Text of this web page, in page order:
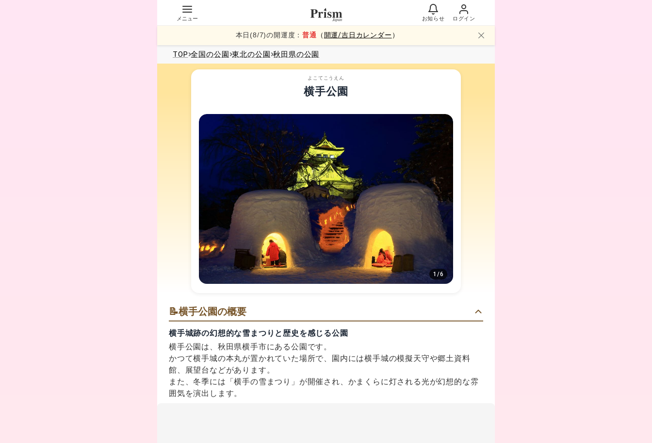
メニュー お知らせ ログイン
本日(8/7)の開運度：普通 （ 開運/吉日カレンダー ）
TOP 全国の公園 東北の公園 秋田県の公園
よこてこうえん
横手公園
1 /6
📝横手公園の概要
横手城跡の幻想的な雪まつりと歴史を感じる公園
横手公園は、秋田県横手市にある公園です。
かつて横手城の本丸が置かれていた場所で、園内には横手城の模擬天守や郷土資料
館、展望台などがあります。
また、冬季には「横手の雪まつり」が開催され、かまくらに灯される光が幻想的な雰
囲気を演出します。